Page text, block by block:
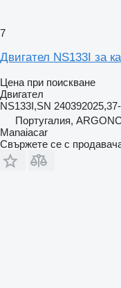
7
Двигател NS133I за
Цена при поискване
Двигател
NS133I,SN
Португалия,
Manaiacar
Свържете се с